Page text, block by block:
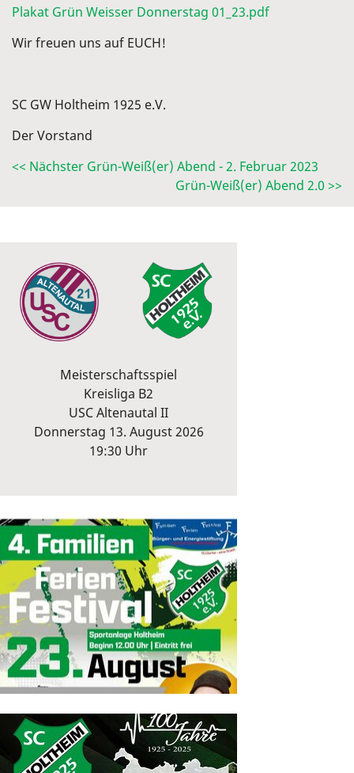
Plakat Grün Weisser Donnerstag 01_23.pdf
Wir freuen uns auf EUCH!
SC GW Holtheim 1925 e.V.
Der Vorstand
<< Nächster Grün-Weiß(er) Abend - 2. Februar 2023
Grün-Weiß(er) Abend 2.0 >>
Meisterschaftsspiel
Kreisliga B2
USC Altenautal II
Donnerstag 13. August 2026
19:30 Uhr